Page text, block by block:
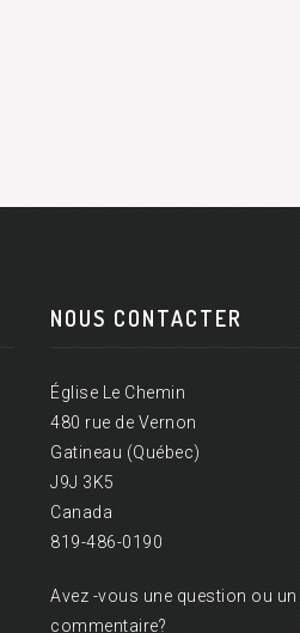
NOUS CONTACTER
Église Le Chemin
480 rue de Vernon
Gatineau (Québec)
J9J 3K5
Canada
819-486-0190
Avez -vous une question ou un
commentaire?